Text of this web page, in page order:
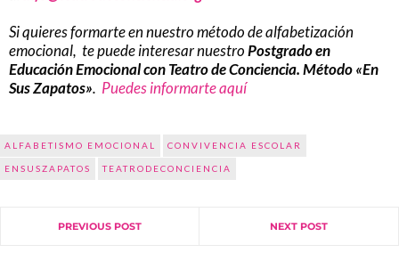
Si quieres formarte en nuestro método de alfabetización
emocional, te puede interesar nuestroPostgrado en
Educación Emocional con Teatro de Conciencia. Método «En
Sus Zapatos». Puedes informarte aquí
ALFABETISMO EMOCIONAL CONVIVENCIA ESCOLAR
ENSUSZAPATOS TEATRODECONCIENCIA
PREVIOUS POST NEXT POST